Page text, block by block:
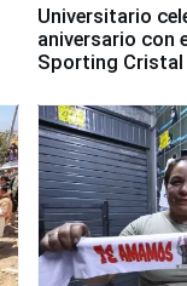
Universitario
aniversario con
Sporting Cristal